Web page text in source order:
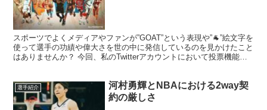
スポーツでよくメディアやファンが”GOAT”という表現や”🐐”絵文字を
使って選手の功績や偉大さを世の中に発信しているのを見かけたこと
はありませんか？ 今回、私のTwitterアカウントにおいて投票機能を
選手紹介
河村勇輝とNBAにおける2way契
約の厳しさ